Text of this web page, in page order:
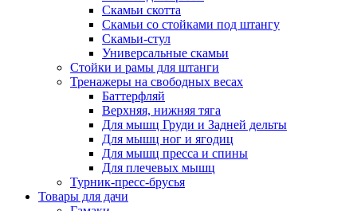
Скамьи скотта
Скамьи со стойками под штангу
Скамьи-стул
Универсальные скамьи
Стойки и рамы для штанги
Тренажеры на свободных весах
Баттерфляй
Верхняя, нижняя тяга
Для мышц Груди и Задней дельты
Для мышц ног и ягодиц
Для мышц пресса и спины
Для плечевых мышц
Турник-пресс-брусья
Товары для дачи